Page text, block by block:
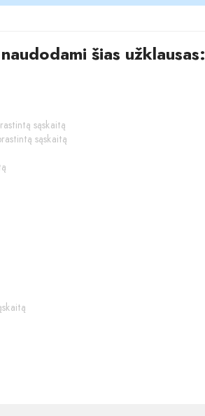
šias užklausas:
sąskaitą
sąskaitą